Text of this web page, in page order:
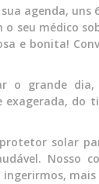
agenda,
o seu médico
e bonita!
o grande
exagerada, do
solar
Nosso